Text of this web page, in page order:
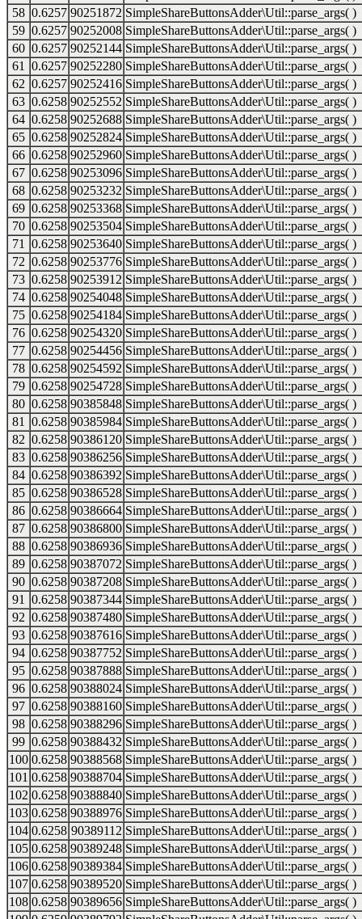
58 0.6257 90251872 SimpleShareButtonsAdder\Util::parse_args( )
59 0.6257 90252008 SimpleShareButtonsAdder\Util::parse_args( )
60 0.6257 90252144 SimpleShareButtonsAdder\Util::parse_args( )
61
0.6257 90252280 SimpleShareButtonsAdder\Util::parse_args( )
62 0.6257 90252416 SimpleShareButtonsAdder\Util::parse_args( )
63 0.6258 90252552 SimpleShareButtonsAdder\Util::parse_args( )
64 0.6258 90252688 SimpleShareButtonsAdder\Util::parse_args( )
65 0.6258 90252824 SimpleShareButtonsAdder\Util::parse_args( )
66 0.6258 90252960 SimpleShareButtonsAdder\Util::parse_args( )
67 0.6258 90253096 SimpleShareButtonsAdder\Util::parse_args( )
68 0.6258 90253232 SimpleShareButtonsAdder\Util::parse_args( )
69 0.6258 90253368 SimpleShareButtonsAdder\Util::parse_args( )
70 0.6258 90253504 SimpleShareButtonsAdder\Util::parse_args( )
71
0.6258 90253640 SimpleShareButtonsAdder\Util::parse_args( )
72 0.6258 90253776 SimpleShareButtonsAdder\Util::parse_args( )
73 0.6258 90253912 SimpleShareButtonsAdder\Util::parse_args( )
74 0.6258 90254048 SimpleShareButtonsAdder\Util::parse_args( )
75 0.6258 90254184 SimpleShareButtonsAdder\Util::parse_args( )
76 0.6258 90254320 SimpleShareButtonsAdder\Util::parse_args( )
77 0.6258 90254456 SimpleShareButtonsAdder\Util::parse_args( )
78 0.6258 90254592 SimpleShareButtonsAdder\Util::parse_args( )
79 0.6258 90254728 SimpleShareButtonsAdder\Util::parse_args( )
80 0.6258 90385848 SimpleShareButtonsAdder\Util::parse_args( )
81
0.6258 90385984 SimpleShareButtonsAdder\Util::parse_args( )
82 0.6258 90386120 SimpleShareButtonsAdder\Util::parse_args( )
83 0.6258 90386256 SimpleShareButtonsAdder\Util::parse_args( )
84 0.6258 90386392 SimpleShareButtonsAdder\Util::parse_args( )
85 0.6258 90386528 SimpleShareButtonsAdder\Util::parse_args( )
86 0.6258 90386664 SimpleShareButtonsAdder\Util::parse_args( )
87 0.6258 90386800 SimpleShareButtonsAdder\Util::parse_args( )
88 0.6258 90386936 SimpleShareButtonsAdder\Util::parse_args( )
89 0.6258 90387072 SimpleShareButtonsAdder\Util::parse_args( )
90 0.6258 90387208 SimpleShareButtonsAdder\Util::parse_args( )
91
0.6258 90387344 SimpleShareButtonsAdder\Util::parse_args( )
92 0.6258 90387480 SimpleShareButtonsAdder\Util::parse_args( )
93 0.6258 90387616 SimpleShareButtonsAdder\Util::parse_args( )
94 0.6258 90387752 SimpleShareButtonsAdder\Util::parse_args( )
95 0.6258 90387888 SimpleShareButtonsAdder\Util::parse_args( )
96 0.6258 90388024 SimpleShareButtonsAdder\Util::parse_args( )
97 0.6258 90388160 SimpleShareButtonsAdder\Util::parse_args( )
98 0.6258 90388296 SimpleShareButtonsAdder\Util::parse_args( )
99 0.6258 90388432 SimpleShareButtonsAdder\Util::parse_args( )
100 0.6258 90388568 SimpleShareButtonsAdder\Util::parse_args( )
101 0.6258 90388704 SimpleShareButtonsAdder\Util::parse_args( )
102 0.6258 90388840 SimpleShareButtonsAdder\Util::parse_args( )
103 0.6258 90388976 SimpleShareButtonsAdder\Util::parse_args( )
104 0.6258 90389112 SimpleShareButtonsAdder\Util::parse_args( )
105 0.6258 90389248 SimpleShareButtonsAdder\Util::parse_args( )
106 0.6258 90389384 SimpleShareButtonsAdder\Util::parse_args( )
107 0.6258 90389520 SimpleShareButtonsAdder\Util::parse_args( )
108 0.6258 90389656 SimpleShareButtonsAdder\Util::parse_args( )